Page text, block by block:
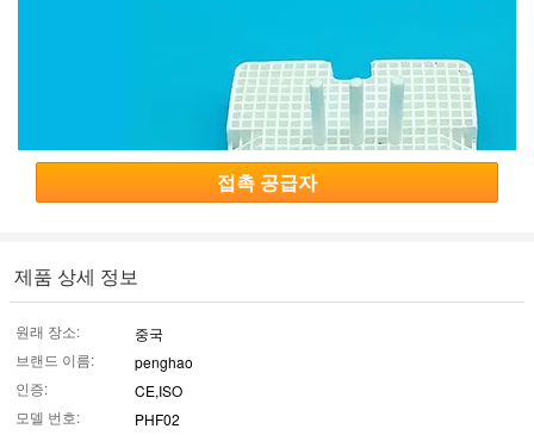
접촉 공급자
제품 상세 정보
원래 장소:
중국
브랜드 이름:
penghao
인증:
CE,ISO
모델 번호:
PHF02